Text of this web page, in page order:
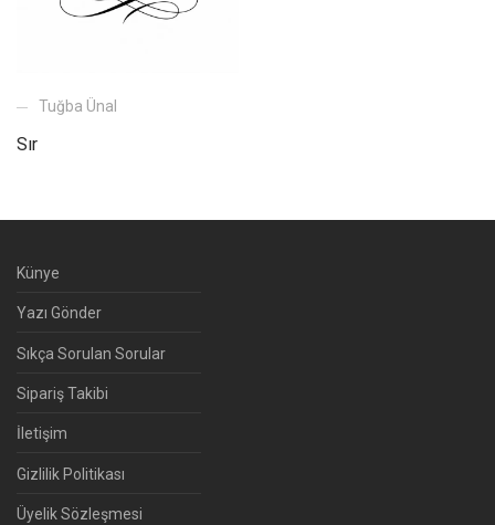
Tuğba Ünal
Sır
Künye
Yazı Gönder
Sıkça Sorulan Sorular
Sipariş Takibi
İletişim
Gizlilik Politikası
Üyelik Sözleşmesi